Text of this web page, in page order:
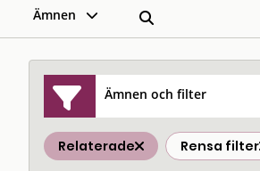
Ämnen
Ämnen och filter
Relaterade Rensa filter